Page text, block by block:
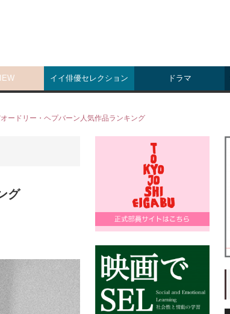
イイ俳優セレクション ドラマ
ードリー・ヘプバーン人気作品ランキング
グ